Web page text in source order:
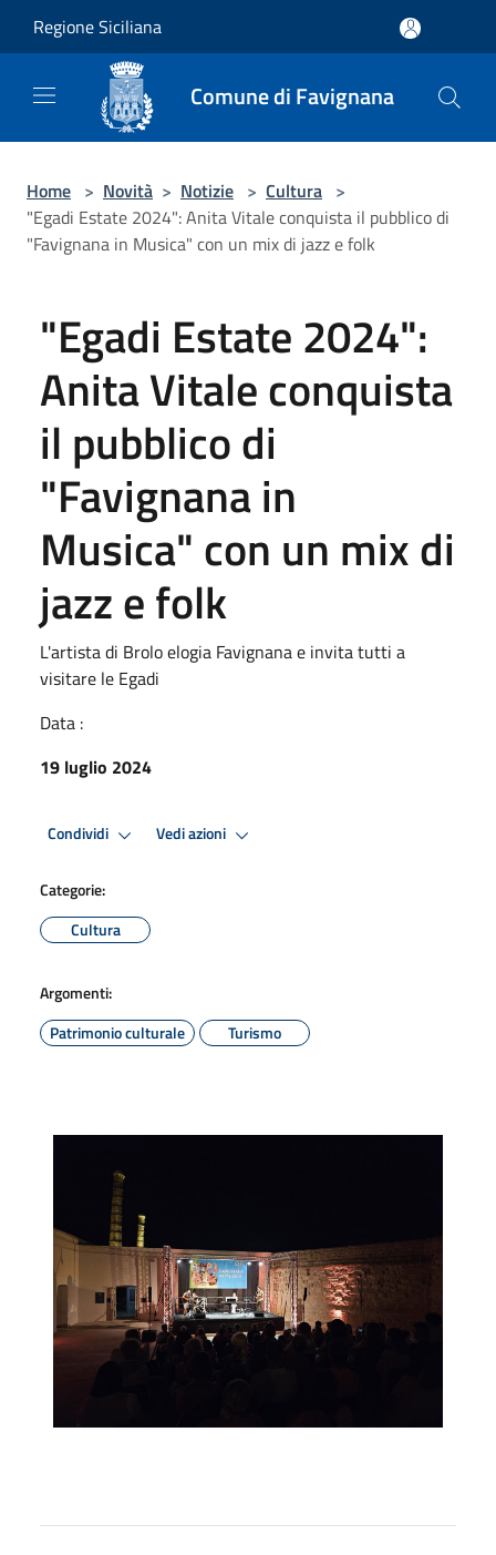
Regione Siciliana
Comune di Favignana
Home > Novità > Notizie > Cultura >
"Egadi Estate 2024": Anita Vitale conquista il pubblico di
"Favignana in Musica" con un mix di jazz e folk
"Egadi Estate 2024":
Anita Vitale conquista
il pubblico di
"Favignana in
Musica" con un mix di
jazz e folk
L'artista di Brolo elogia Favignana e invita tutti a
visitare le Egadi
Data :
19 luglio 2024
Condividi Vedi azioni
Categorie:
Cultura
Argomenti:
Patrimonio culturale
Turismo